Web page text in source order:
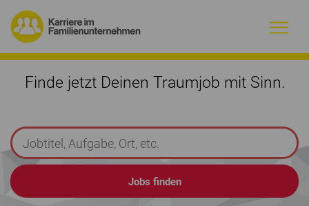
Warum Familienunternehmen?
Jobs
Magazin
Finde jetzt Deinen Traumjob mit Sinn.